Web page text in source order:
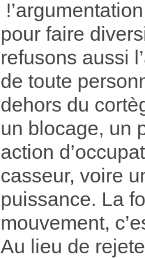
pour faire
refusons aussi
de toute
dehors du
un blocage, un
action
casseur, voire
puissance. La
mouvement,
Au lieu de